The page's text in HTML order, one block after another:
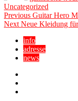
Uncategorized
Previous Previous
post:
Guitar Hero
Next Next
Neue Kleidung
info
adresse
news